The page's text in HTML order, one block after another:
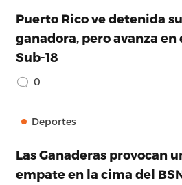
Puerto Rico ve detenida
ganadora, pero avanza en
Sub-18
0
Deportes
Las Ganaderas provocan
empate en la cima del